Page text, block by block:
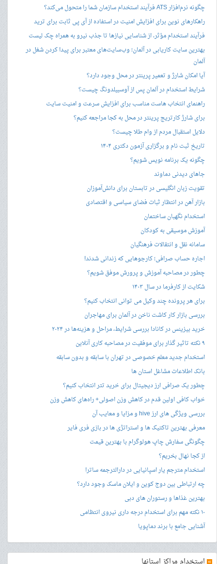
چگونه نرم‌افزار ATS فرآیند استخدام سازمان شما را متحول می‌کند؟
راهکارهای نوین برای افزایش امنیت در استفاده از آی پی ثابت برای ترید
فرآیند استخدام مؤثر، از شناسایی نیازها تا جذب نیرو به همراه چک لیست
بهترین سایت کاریابی در آلمان؛ وب‌سایت‌های معتبر برای پیدا کردن شغل در
آلمان
آیا امکان شارژ و تعمیر پرینتر در محل وجود دارد؟
شرایط استخدام در آلمان پس از آوسبیلدونگ چیست؟
راهنمای انتخاب هاست مناسب برای افزایش سرعت و امنیت سایت
برای شارژ کارتریج پرینتر در محل به کجا مراجعه کنیم؟
دلایل استقبال مردم از وام طلا چیست؟
تاریخ ثبت نام و برگزاری آزمون دکتری ۱۴۰۴
چگونه یک برنامه نویس شویم؟
جاهای دیدنی دماوند
تقویت زبان انگلیسی در تابستان برای دانش‌آموزان
بازار آهن در انتظار ثبات فضای سیاسی و اقتصادی
استخدام نگهبان ساختمان
آموزش موسیقی به کودکان
سامانه نقل و انتقالات فرهنگیان
اجاره حساب صرافی؛ کارجوهایی که زندانی شدند!
چطور در مصاحبه‌ آموزش و پرورش موفق شویم؟
شکایت از کارفرما در سال ۱۴۰۳
برای هر پرونده چند وکیل می توانی انتخاب کنیم؟
بررسی بازار کار کاشت ناخن در آلمان برای مهاجران
خرید بیزینس در کانادا بررسی شرایط، مراحل و هزینه‌ها در ۲۰۲۴
۹ نکته تاثیر گذار برای موفقیت در مصاحبه کاری آنلاین
استخدام جدید معلم خصوصی در تهران با سابقه و بدون سابقه
بانک اطلاعات مشاغل استان ها
چطور یک صرافی ارز دیجیتال برای خرید تتر انتخاب کنیم؟
خواب کافی اولین قدم در کاهش وزن اصولی+ راه‌های کاهش وزن
بررسی ویژگی های ارز hive و مزایا و معایب آن
معرفی بهترین تاکتیک ها و استراتژی ها در بازی فری فایر
چگونگی سفارش چاپ هولوگرام با بهترین قیمت
از کجا نهال بخریم؟
استخدام مترجم یار اسپانیایی در دارالترجمه ساترا
چه ارتباطی بین دوج کوین و ایلان ماسک وجود دارد؟
بهترین غذاها و رستوران های دبی
۱۰ نکته مهم برای استخدام درجه داری نیروی انتظامی
آشنایی جامع با برند دماپویا